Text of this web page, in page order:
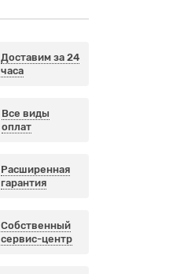
Доставим за 24
часа
Все виды
оплат
Расширенная
гарантия
Собственный
сервис-центр